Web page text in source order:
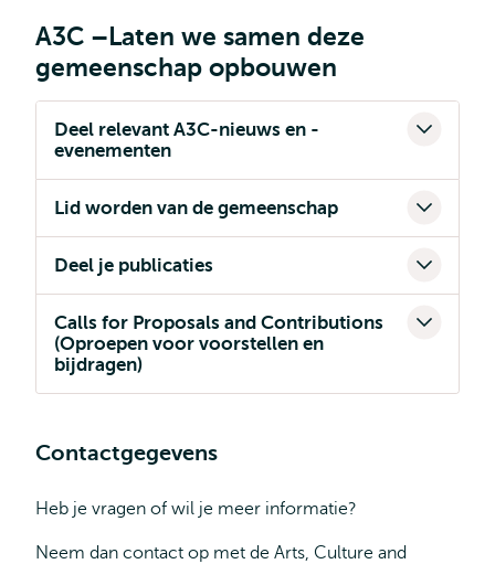
A3C –Laten we samen deze
gemeenschap opbouwen
Deel relevant A3C-nieuws en -
evenementen
Lid worden van de gemeenschap
Deel je publicaties
Calls for Proposals and Contributions
(Oproepen voor voorstellen en
bijdragen)
Contactgegevens
Heb je vragen of wil je meer informatie?
Neem dan contact op met de Arts, Culture and